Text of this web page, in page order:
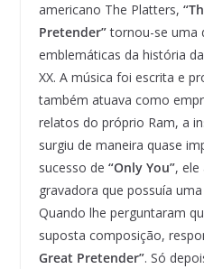
americano The Platters,
Pretender”tornou-se uma
emblemáticas da história
XX. A música foi escrita e
também atuava como
relatos do próprio Ram, a
surgiu de maneira quase
sucesso de “Only You”, ele
gravadora que possuía
Quando lhe perguntaram
suposta composição,
Great Pretender”. Só